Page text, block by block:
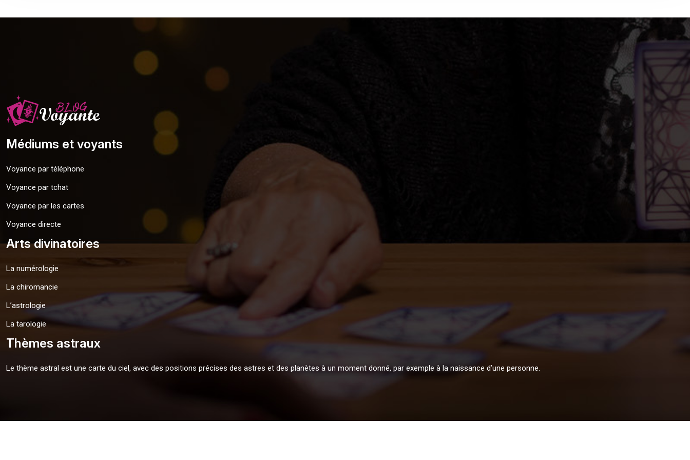
Médiums et voyants
Voyance par téléphone
Voyance par tchat
Voyance par les cartes
Voyance directe
Arts divinatoires
La numérologie
La chiromancie
L’astrologie
La tarologie
Thèmes astraux
Le thème astral est une carte du ciel, avec des positions précises des astres et des planètes à un moment donné, par exemple à la naissance d’une personne.